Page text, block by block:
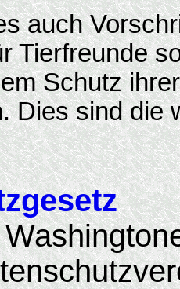
auch
Tierfreunde
Schutz
Dies sind die